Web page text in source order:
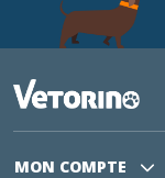
MON COMPTE